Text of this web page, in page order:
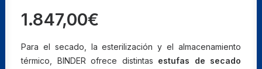
1.847,00€
Para el secado, la esterilización y el almacenamiento
térmico, BINDER ofrece distintas estufas de secado